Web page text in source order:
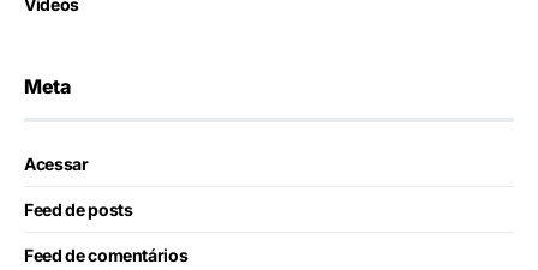
Vídeos
Meta
Acessar
Feed de posts
Feed de comentários